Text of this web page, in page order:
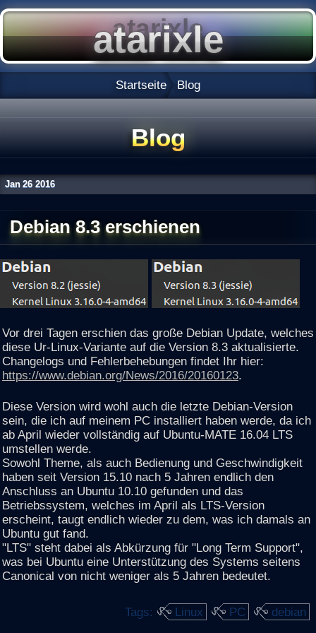
Startseite Blog
Blog
Jan 26 2016
Debian 8.3 erschienen
Vor drei Tagen erschien das große Debian Update, welches
diese Ur-Linux-Variante auf die Version 8.3 aktualisierte.
Changelogs und Fehlerbehebungen findet Ihr hier:
https://www.debian.org/News/2016/20160123.
Diese Version wird wohl auch die letzte Debian-Version
sein, die ich auf meinem PC installiert haben werde, da ich
ab April wieder vollständig auf Ubuntu-MATE 16.04 LTS
umstellen werde.
Sowohl Theme, als auch Bedienung und Geschwindigkeit
haben seit Version 15.10 nach 5 Jahren endlich den
Anschluss an Ubuntu 10.10 gefunden und das
Betriebssystem, welches im April als LTS-Version
erscheint, taugt endlich wieder zu dem, was ich damals an
Ubuntu gut fand.
"LTS" steht dabei als Abkürzung für "Long Term Support",
was bei Ubuntu eine Unterstützung des Systems seitens
Canonical von nicht weniger als 5 Jahren bedeutet.
Tags: Linux PC debian